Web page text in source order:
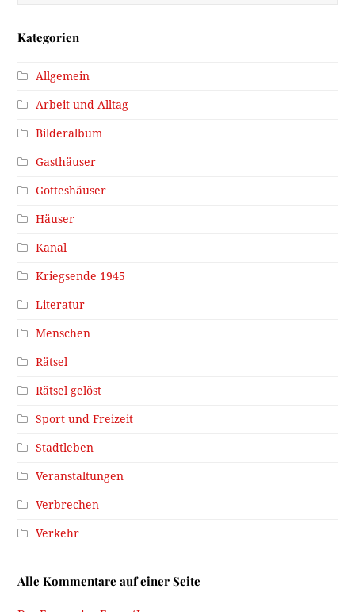
Kategorien
Allgemein
Arbeit und Alltag
Bilderalbum
Gasthäuser
Gotteshäuser
Häuser
Kanal
Kriegsende 1945
Literatur
Menschen
Rätsel
Rätsel gelöst
Sport und Freizeit
Stadtleben
Veranstaltungen
Verbrechen
Verkehr
Alle Kommentare auf einer Seite